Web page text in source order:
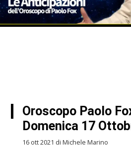
Oroscopo Paolo
Domenica 17
16 ott 2021 di Michele Marino